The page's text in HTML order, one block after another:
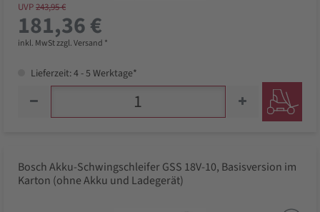
UVP243,95 €
181,36 €
inkl. MwSt zzgl. Versand *
Lieferzeit: 4 - 5 Werktage*
Bosch Akku-Schwingschleifer GSS 18V-10, Basisversion im
Karton (ohne Akku und Ladegerät)